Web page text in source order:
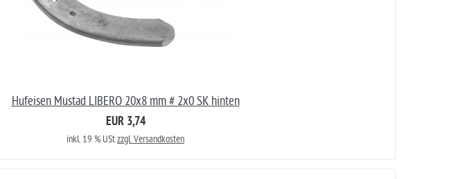
Hufeisen Mustad LIBERO 20x8 mm # 2x0 SK hinten
EUR 3,74
inkl. 19 % UStzzgl. Versandkosten